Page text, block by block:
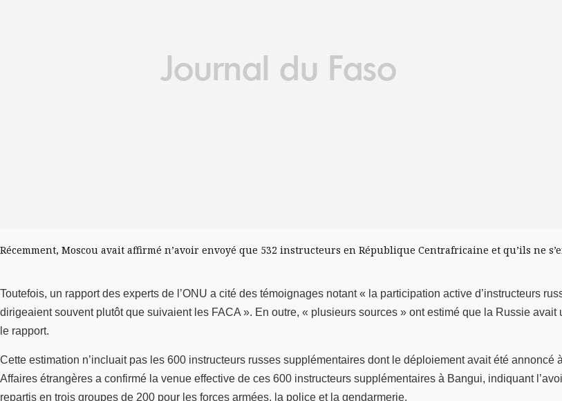
Récemment, Moscou avait affirmé n’avoir envoyé que 532 instructeurs en République Centrafricaine et qu’ils ne
Toutefois, un rapport des experts de l’ONU a cité des témoignages notant « la participation active d’instructeurs
dirigeaient souvent plutôt que suivaient les FACA ». En outre, « plusieurs sources » ont estimé que la Russie
le rapport.
Cette estimation n’incluait pas les 600 instructeurs russes supplémentaires dont le déploiement avait été
Affaires étrangères a confirmé la venue effective de ces 600 instructeurs supplémentaires à Bangui, indiquant
repartis en trois groupes de 200 pour les forces armées, la police et la gendarmerie.